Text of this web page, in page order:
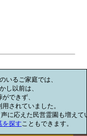
いるご家庭では、
し以前は、
できず、
されていました。
に応えた民営霊園も増えて
を探す こともできます。